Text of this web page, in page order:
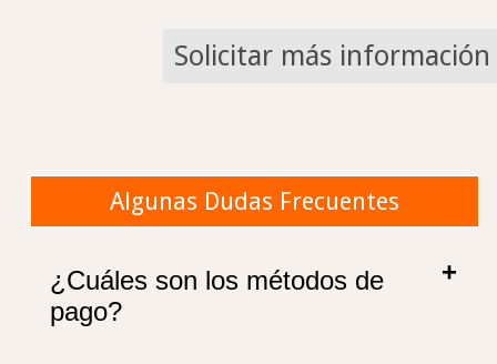
Solicitar más información
Algunas Dudas Frecuentes
¿Cuáles son los métodos de
pago?